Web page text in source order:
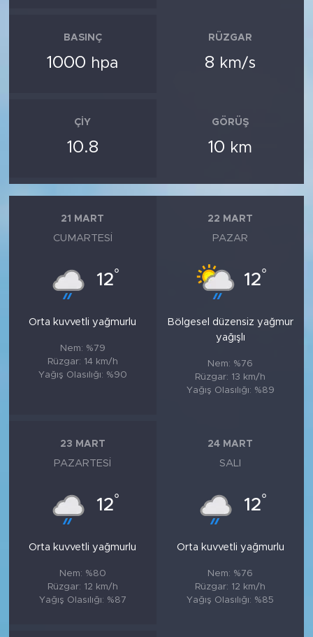
BASINÇ
1000 hpa
RÜZGAR
8 km/s
ÇIY
10.8
GÖRÜŞ
10 km
21 MART
CUMARTESI
12°
Orta kuvvetli yağmurlu
Nem: %79
Rüzgar: 14 km/h
Yağış Olasılığı: %90
22 MART
PAZAR
12°
Bölgesel düzensiz yağmur
yağışlı
Nem: %76
Rüzgar: 13 km/h
Yağış Olasılığı: %89
23 MART
PAZARTESI
12°
Orta kuvvetli yağmurlu
Nem: %80
Rüzgar: 12 km/h
Yağış Olasılığı: %87
24 MART
SALI
12°
Orta kuvvetli yağmurlu
Nem: %76
Rüzgar: 12 km/h
Yağış Olasılığı: %85